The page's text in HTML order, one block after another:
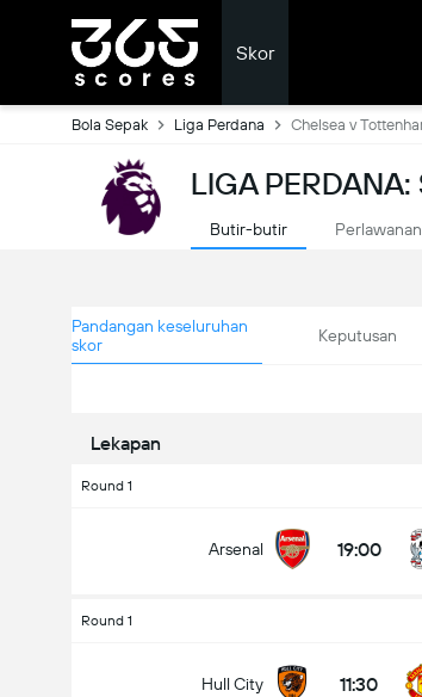
Skor
Bola Sepak Liga Perdana Chelsea v
LIGA
Butir-butir Perlawanan
Pandangan keseluruhan
skor
Keputusan
Lekapan
Round 1
Arsenal 19:00
Round 1
Hull City 11:30
Jumlah gol dalam perlawanan